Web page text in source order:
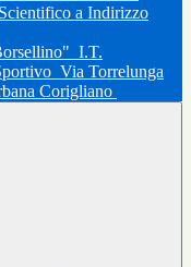
I.T.
Via Torrelunga
Corigliano